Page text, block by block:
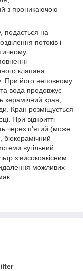
з проникаючою
подається на
потоків і
клапана
При його неповному
вода продовжує
кран,
Кран розміщується
При відкритті
через п'ятий (може
вугільний
з високоякісним
можливих